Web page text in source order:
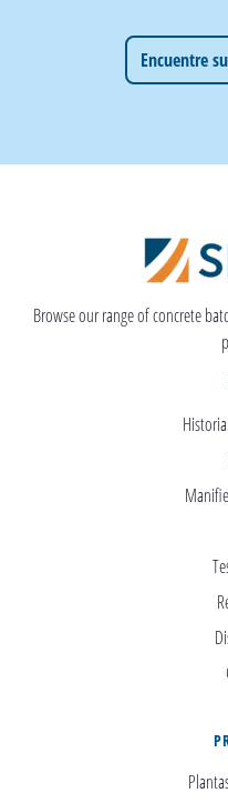
Encuentre
Browse our range of concrete